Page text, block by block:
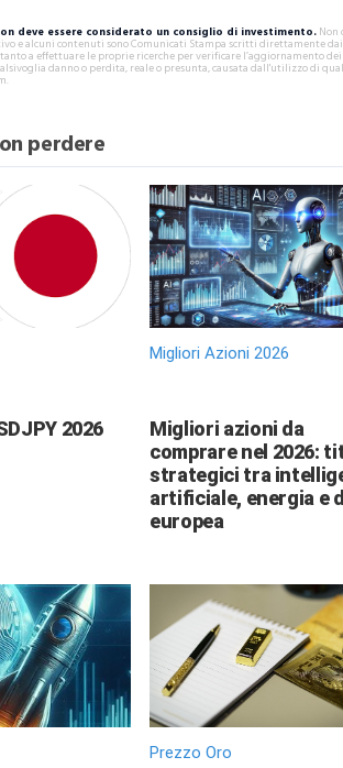
deve essere considerato un consiglio di investimento.Non
e alcuni contenuti sono Comunicati Stampa scritti direttamente
a effettuare le proprie ricerche per verificare l’aggiornamento
danno o perdita, reale o presunta, causata dall'utilizzo di
perdere
2026
Migliori Azioni 2026
Migliori azioni da
comprare nel 2026:
strategici tra
artificiale, energia e
europea
Prezzo Oro